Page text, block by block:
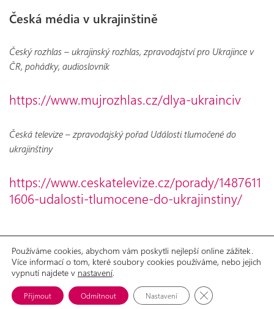
Česká média v ukrajinštině
Český rozhlas – ukrajinský rozhlas, zpravodajství pro Ukrajince v
ČR, pohádky, audioslovník
https://www.mujrozhlas.cz/dlya-ukrainciv
Česká televize – zpravodajský pořad Události tlumočené do
ukrajinštiny
https://www.ceskatelevize.cz/porady/1487611
1606-udalosti-tlumocene-do-ukrajinstiny/
© 2026 Aliance žen s rakovinou prsu, o.p.s.
GDPR
Prohlášení o přístupnosti
Možnosti spolupráce
Používáme cookies, abychom vám poskytli nejlepší online zážitek.
Více informací o tom, které soubory cookies používáme, nebo jejich
vypnutí najdete v nastavení.
Přijmout Odmítnout Nastavení Zavřít cookie lištu